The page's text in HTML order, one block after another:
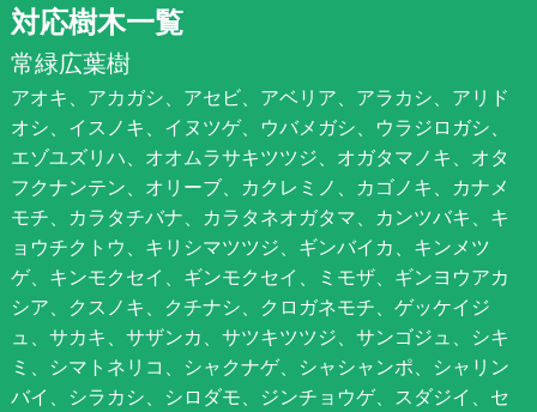
対応樹木一覧
常緑広葉樹
アオキ、アカガシ、アセビ、アベリア、アラカシ、アリド
オシ、イスノキ、イヌツゲ、ウバメガシ、ウラジロガシ、
エゾユズリハ、オオムラサキツツジ、オガタマノキ、オタ
フクナンテン、オリーブ、カクレミノ、カゴノキ、カナメ
モチ、カラタチバナ、カラタネオガタマ、カンツバキ、キ
ョウチクトウ、キリシマツツジ、ギンバイカ、キンメツ
ゲ、キンモクセイ、ギンモクセイ、ミモザ、ギンヨウアカ
シア、クスノキ、クチナシ、クロガネモチ、ゲッケイジ
ュ、サカキ、サザンカ、サツキツツジ、サンゴジュ、シキ
ミ、シマトネリコ、シャクナゲ、シャシャンポ、シャリン
バイ、シラカシ、シロダモ、ジンチョウゲ、スダジイ、セ